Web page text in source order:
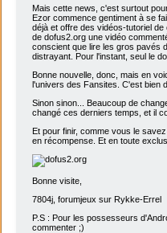
Mais cette news, c'est surtout
Ezor commence gentiment à se
déjà et offre des vidéos-tutoriel
de dofus2.org une vidéo
conscient que lire les gros pavés
distrayant. Pour l'instant, seul le
Bonne nouvelle, donc, mais en
l'univers des Fansites. C'est bien
Sinon sinon... Beaucoup de
changé ces derniers temps, et il
Et pour finir, comme vous le
en récompense. Et en toute
Bonne visite,
7804j, forumjeux sur Rykke-Errel
P.S : Pour les possesseurs
commenter ;)